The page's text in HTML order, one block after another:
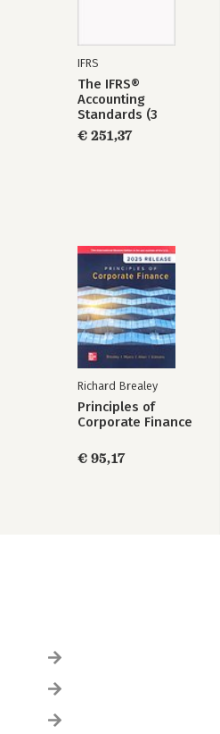
IFRS
The IFRS®
Accounting
Standards (3
volume set) -
Issued Annotated 1
€ 251,37
Richard Brealey
Principles of
Corporate Finance
€ 95,17